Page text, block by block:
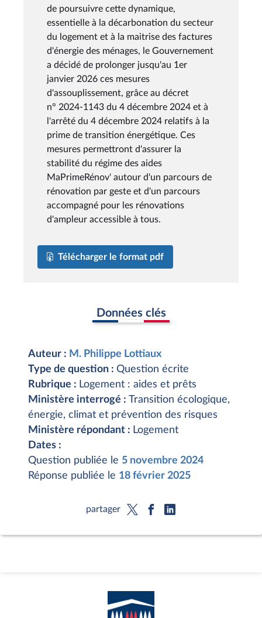
de poursuivre cette dynamique,
essentielle à la décarbonation du secteur
du logement et à la maitrise des factures
d'énergie des ménages, le Gouvernement
a décidé de prolonger jusqu'au 1er
janvier 2026 ces mesures
d'assouplissement, grâce au décret
n° 2024-1143 du 4 décembre 2024 et à
l'arrêté du 4 décembre 2024 relatifs à la
prime de transition énergétique. Ces
mesures permettront d'assurer la
stabilité du régime des aides
MaPrimeRénov' autour d'un parcours de
rénovation par geste et d'un parcours
accompagné pour les rénovations
d'ampleur accessible à tous.
Télécharger le format pdf
Données clés
Auteur : M. Philippe Lottiaux
Type de question : Question écrite
Rubrique : Logement : aides et prêts
Ministère interrogé : Transition écologique,
énergie, climat et prévention des risques
Ministère répondant : Logement
Dates :
Question publiée le 5 novembre 2024
Réponse publiée le 18 février 2025
partager